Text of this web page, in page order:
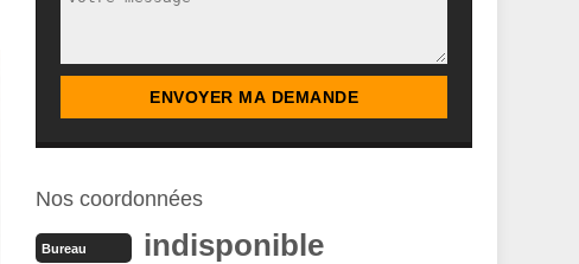
Nos coordonnées
Bureau indisponible